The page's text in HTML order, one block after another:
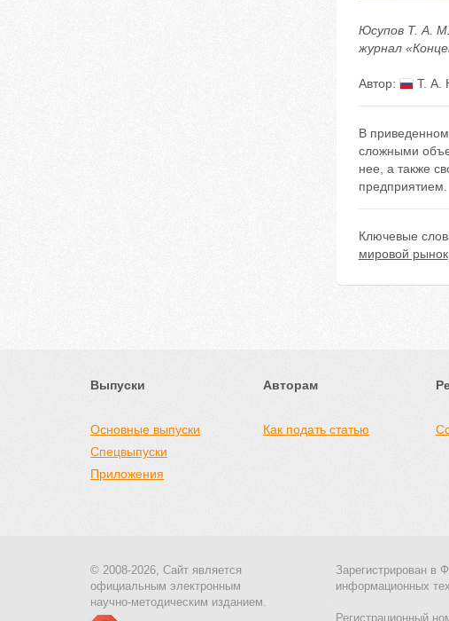
Юсупов Т. А.
журнал
Автор: Т. А.
В приведенном
сложными
нее, а также
предприятием.
Ключевые
мировой рынок,
Выпуски
Основные выпуски
Спецвыпуски
Приложения
Авторам
Как подать статью
© 2008-2026, Сайт является
официальным электронным
научно-методическим изданием.
Зарегистрирован в
информационных
Регистрационный